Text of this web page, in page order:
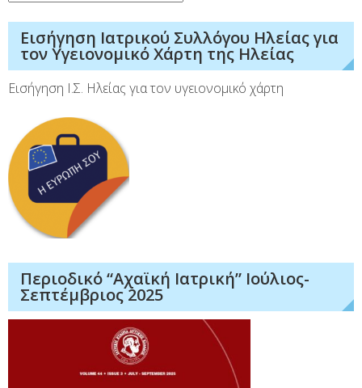
Εισήγηση Ιατρικού Συλλόγου Ηλείας για
τον Υγειονομικό Χάρτη της Ηλείας
Εισήγηση Ι.Σ. Ηλείας για τον υγειονομικό χάρτη
Περιοδικό “Αχαϊκή Ιατρική” Ιούλιος-
Σεπτέμβριος 2025